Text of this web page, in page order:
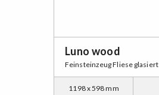
Luno wood
Feinsteinzeug Fliese glasiert
1198 x 598 mm